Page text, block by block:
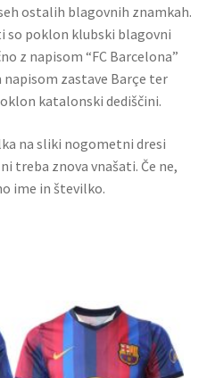
ostalih blagovnih znamkah.
so poklon klubski blagovni
z napisom “FC Barcelona”
zastave Barçe ter
katalonski dediščini.
na sliki nogometni dresi
treba znova vnašati. Če ne,
ime in številko.